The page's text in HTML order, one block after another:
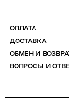
ОПЛАТА
ДОСТАВКА
ОБМЕН И
ВОПРОСЫ И